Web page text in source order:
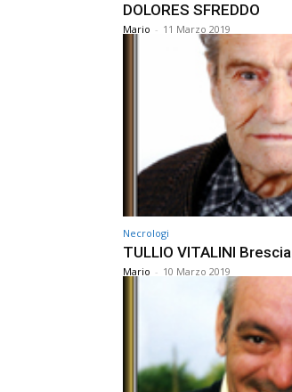
DOLORES SFREDDO
Mario - 11 Marzo 2019
Necrologi
TULLIO VITALINI Brescia
Mario - 10 Marzo 2019